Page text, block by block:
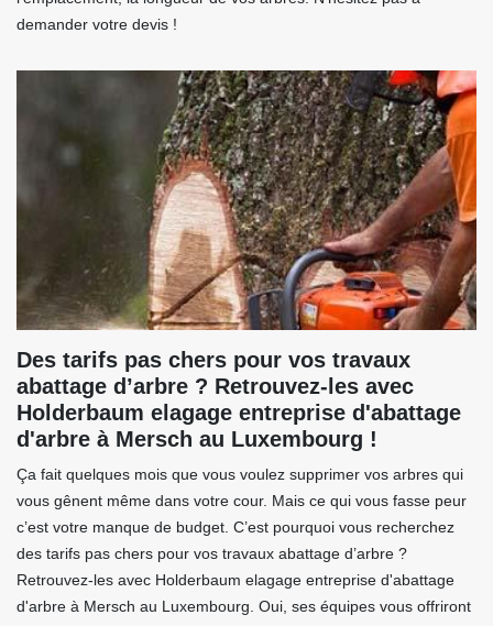
demander votre devis !
Des tarifs pas chers pour vos travaux
abattage d’arbre ? Retrouvez-les avec
Holderbaum elagage entreprise d'abattage
d'arbre à Mersch au Luxembourg !
Ça fait quelques mois que vous voulez supprimer vos arbres qui
vous gênent même dans votre cour. Mais ce qui vous fasse peur
c’est votre manque de budget. C’est pourquoi vous recherchez
des tarifs pas chers pour vos travaux abattage d’arbre ?
Retrouvez-les avec Holderbaum elagage entreprise d'abattage
d'arbre à Mersch au Luxembourg. Oui, ses équipes vous offriront